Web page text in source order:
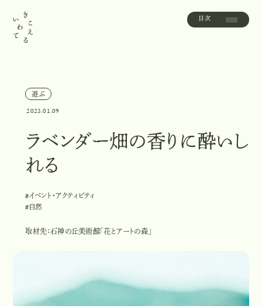
目次
目次
遊ぶ
遊ぶ
2023.01.09
ラベンダー畑の香りに酔いし
れる
#イベント・アクティビティ
#イベント ・アクティビティ
#自然
#自然
取材先：石神の丘美術館「花とアートの森」